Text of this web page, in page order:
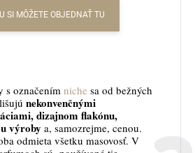
SI MÔŽETE OBJEDNAŤ TU
s označením niche sa od bežných
nekonvenčnými
dizajnom flakónu,
výroby a, samozrejme, cenou.
odmieta všetku masovosť. V